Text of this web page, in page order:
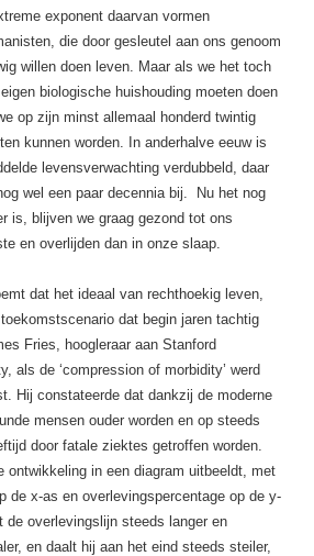
exponent daarvan vormen
die door gesleutel aan ons genoom
willen doen leven. Maar als we het toch
biologische huishouding moeten doen
op zijn minst allemaal honderd twintig
kunnen worden. In anderhalve eeuw is
levensverwachting verdubbeld, daar
wel een paar decennia bij. Nu het nog
is, blijven we graag gezond tot ons
en overlijden dan in onze slaap.
dat het ideaal van rechthoekig leven,
dat begin jaren tachtig
Fries, hoogleraar aan Stanford
als de ‘compression of morbidity’ werd
Hij constateerde dat dankzij de moderne
mensen ouder worden en op steeds
door fatale ziektes getroffen worden.
ontwikkeling in een diagram uitbeeldt, met
de x-as en overlevingspercentage op de y-
de overlevingslijn steeds langer en
en daalt hij aan het eind steeds steiler,